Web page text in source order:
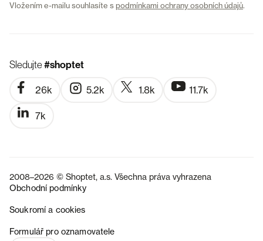
Vložením e-mailu souhlasíte spodmínkami ochrany osobních údajů.
Sledujte#shoptet
26k 5.2k 1.8k 11.7k
7k
2008–2026 © Shoptet, a.s. Všechna práva vyhrazena
Obchodní podmínky
Soukromí a cookies
Formulář pro oznamovatele